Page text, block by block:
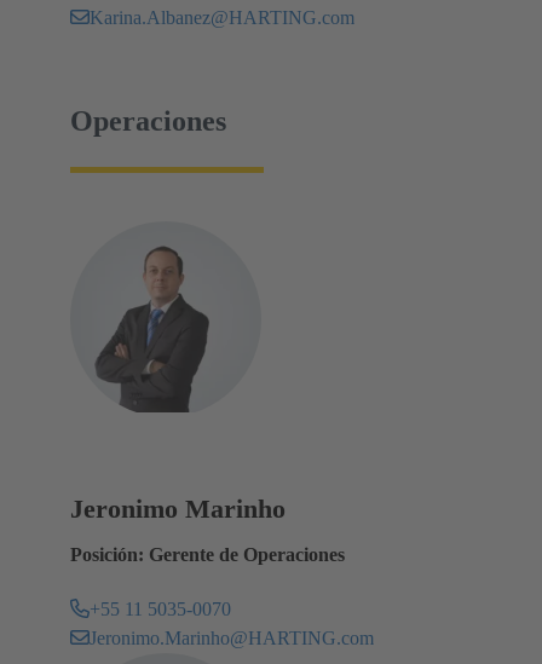
Karina.Albanez@HARTING.com
Operaciones
Jeronimo Marinho
Posición: Gerente de Operaciones
+55 11 5035-0070
Jeronimo.Marinho@HARTING.com